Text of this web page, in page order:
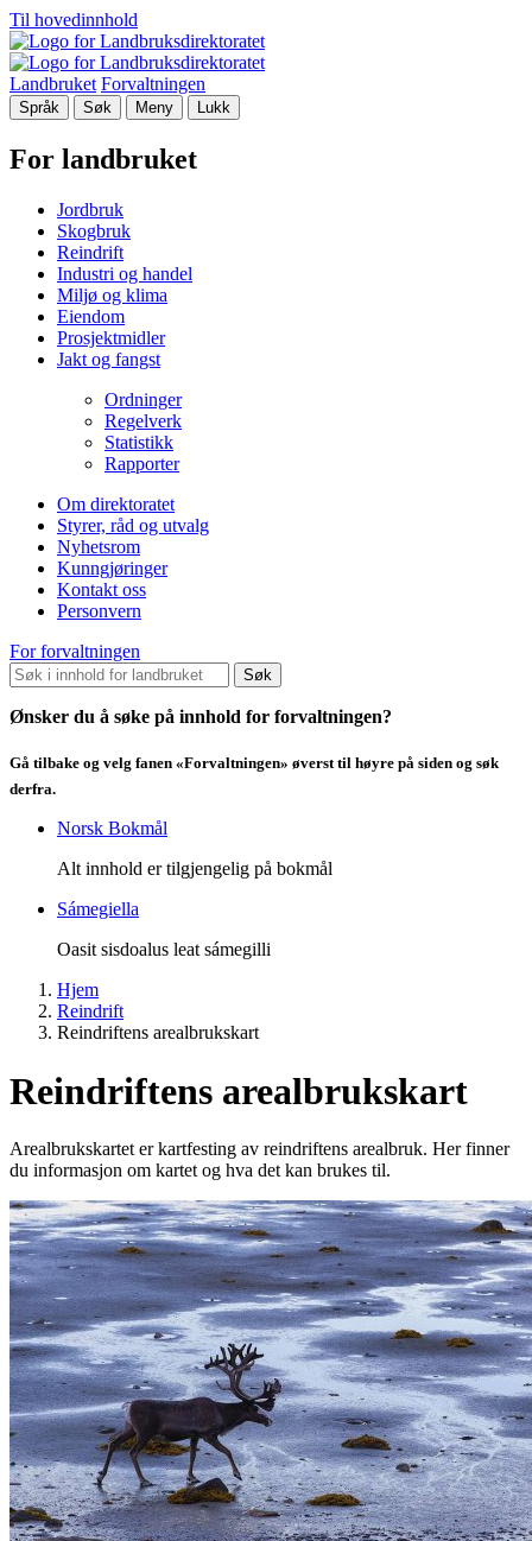
Til hovedinnhold
Landbruket Forvaltningen
Språk Søk Meny Lukk
For landbruket
Jordbruk
Skogbruk
Reindrift
Industri og handel
Miljø og klima
Eiendom
Prosjektmidler
Jakt og fangst
Ordninger
Regelverk
Statistikk
Rapporter
Om direktoratet
Styrer, råd og utvalg
Nyhetsrom
Kunngjøringer
Kontakt oss
Personvern
For forvaltningen
Søk
Ønsker du å søke på innhold for forvaltningen?
Gå tilbake og velg fanen «Forvaltningen» øverst til høyre på siden og søk
derfra.
Norsk Bokmål
Alt innhold er tilgjengelig på bokmål
Sámegiella
Oasit sisdoalus leat sámegilli
Hjem
Reindrift
Reindriftens arealbrukskart
Reindriftens arealbrukskart
Arealbrukskartet er kartfesting av reindriftens arealbruk. Her finner
du informasjon om kartet og hva det kan brukes til.